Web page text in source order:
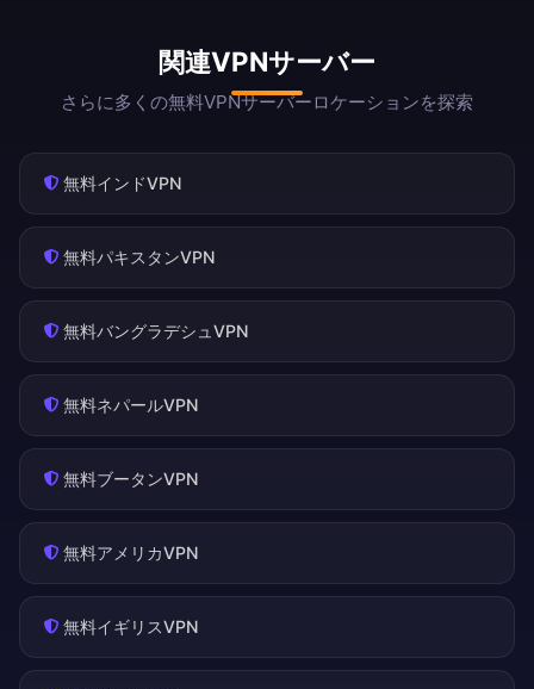
関連VPNサーバー
さらに多くの無料VPNサーバーロケーションを探索
無料インドVPN
無料パキスタンVPN
無料バングラデシュVPN
無料ネパールVPN
無料ブータンVPN
無料アメリカVPN
無料イギリスVPN